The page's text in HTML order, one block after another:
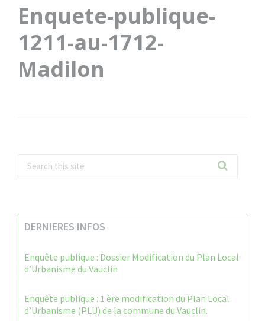
Enquete-publique-
1211-au-1712-
Madilon
DERNIERES INFOS
Enquête publique : Dossier Modification du Plan Local
d’Urbanisme du Vauclin
Enquête publique : 1 ère modification du Plan Local
d’Urbanisme (PLU) de la commune du Vauclin.